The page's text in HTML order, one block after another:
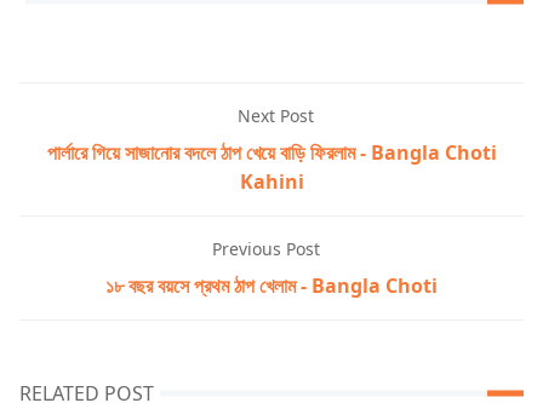
Next Post
পার্লারে গিয়ে সাজানোর বদলে ঠাপ খেয়ে বাড়ি ফিরলাম - Bangla Choti
Kahini
Previous Post
১৮ বছর বয়সে প্রথম ঠাপ খেলাম - Bangla Choti
RELATED POST